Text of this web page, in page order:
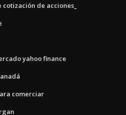
de acciones_
yahoo finance
comerciar